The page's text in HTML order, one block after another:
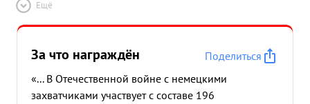
Ещё
За что награждён
Поделиться
«... В Отечественной войне с немецкими
захватчиками участвует с составе 196